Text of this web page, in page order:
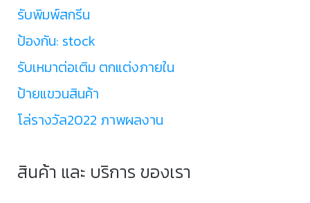
รับพิมพ์สกรีน
ป้องกัน: stock
รับเหมาต่อเติม ตกแต่งภายใน
ป้ายแขวนสินค้า
โล่รางวัล2022 ภาพผลงาน
สินค้า และ บริการ ของเรา